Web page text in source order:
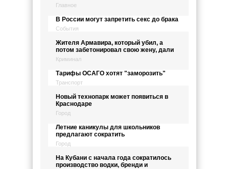
Главное
В России могут запретить секс до брака
События
Жителя Армавира, который убил, а
потом забетонировал свою жену, дали
Криминал
Тарифы ОСАГО хотят "заморозить"
Транспорт
Новый технопарк может появиться в
Краснодаре
Город
Летние каникулы для школьников
предлагают сократить
Город
На Кубани с начала года сократилось
производство водки, бренди и